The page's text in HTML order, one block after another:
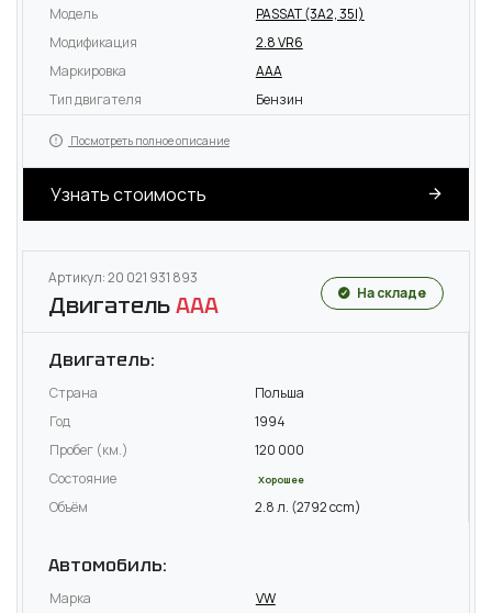
Модель
PASSAT (3A2, 35I)
Модификация
2.8 VR6
Маркировка
AAA
Тип двигателя
Бензин
Посмотреть полное описание
Узнать стоимость
Артикул: 20 021 931 893
ДвигательAAA На складе
Двигатель:
Страна
Польша
Год
1994
Пробег (км.)
120 000
Состояние
Хорошее
Объём 2.8 л. (2792 ccm)
Автомобиль:
Марка
VW